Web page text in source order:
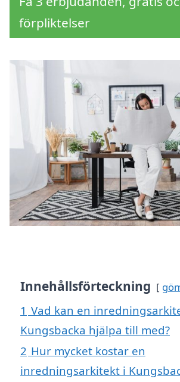
förpliktelser
Innehållsförteckning
1 Vad kan en
Kungsbacka hjälpa till med?
2 Hur mycket kostar en
inredningsarkitekt i